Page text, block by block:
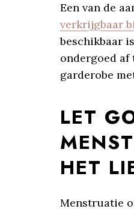
Een van de
verkrijgbaar
beschikbaar
ondergoed af
garderobe
LET
HET
Menstruatie